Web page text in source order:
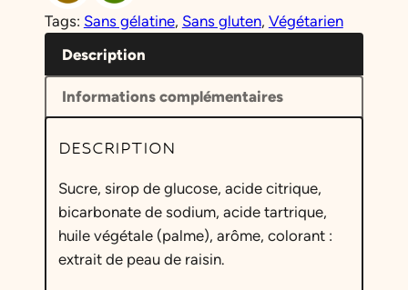
Tags: Sans gélatine, Sans gluten, Végétarien
Description
Informations complémentaires
DESCRIPTION
Sucre, sirop de glucose, acide citrique,
bicarbonate de sodium, acide tartrique,
huile végétale (palme), arôme, colorant :
extrait de peau de raisin.